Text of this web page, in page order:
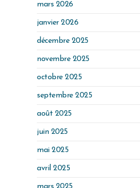
mars 2026
janvier 2026
décembre 2025
novembre 2025
octobre 2025
septembre 2025
août 2025
juin 2025
mai 2025
avril 2025